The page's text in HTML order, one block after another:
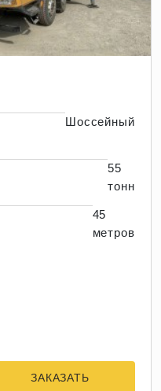
Шоссейный
55
тонн
45
метров
ЗАКАЗАТЬ